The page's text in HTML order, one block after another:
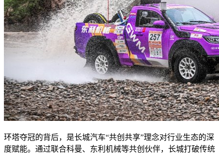
环塔夺冠的背后，是长城汽车“共创共享”理念对行业生态的深
度赋能。通过联合科曼、东利机械等共创伙伴，长城打破传统